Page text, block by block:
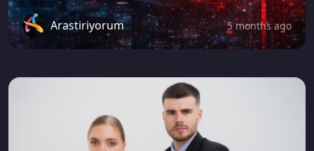
Arastiriyorum 5 months ago